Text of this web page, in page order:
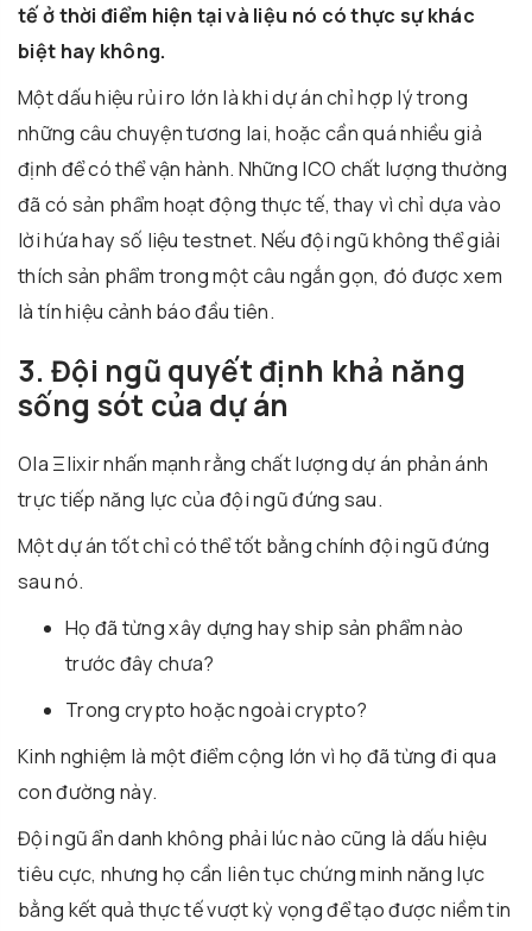
tế ở thời điểm hiện tại và liệu nó có thực sự khác
biệt hay không.
Một dấu hiệu rủi ro lớn là khi dự án chỉ hợp lý trong
những câu chuyện tương lai, hoặc cần quá nhiều giả
định để có thể vận hành. Những ICO chất lượng thường
đã có sản phẩm hoạt động thực tế, thay vì chỉ dựa vào
lời hứa hay số liệu testnet. Nếu đội ngũ không thể giải
thích sản phẩm trong một câu ngắn gọn, đó được xem
là tín hiệu cảnh báo đầu tiên.
3. Đội ngũ quyết định khả năng
sống sót của dự án
Ola Ξlixir nhấn mạnh rằng chất lượng dự án phản ánh
trực tiếp năng lực của đội ngũ đứng sau.
Một dự án tốt chỉ có thể tốt bằng chính đội ngũ đứng
sau nó.
Họ đã từng xây dựng hay ship sản phẩm nào
trước đây chưa?
Trong crypto hoặc ngoài crypto?
Kinh nghiệm là một điểm cộng lớn vì họ đã từng đi qua
con đường này.
Đội ngũ ẩn danh không phải lúc nào cũng là dấu hiệu
tiêu cực, nhưng họ cần liên tục chứng minh năng lực
bằng kết quả thực tế vượt kỳ vọng để tạo được niềm tin